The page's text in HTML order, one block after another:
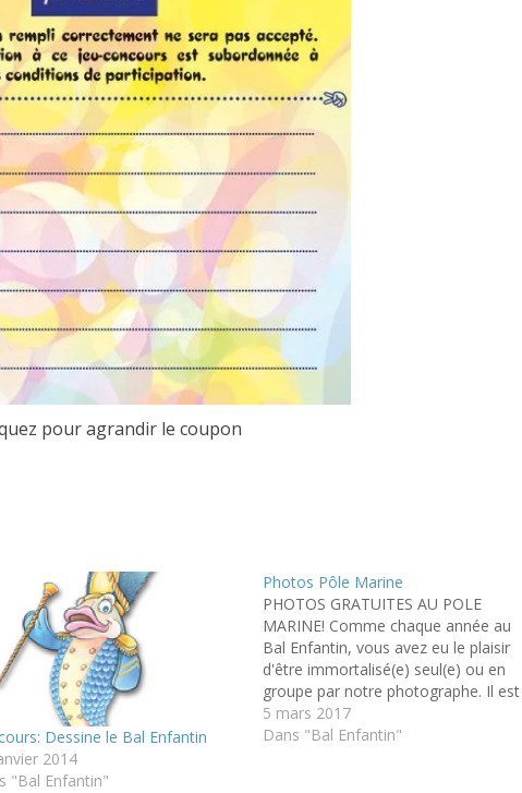
pour agrandir le coupon
Dessine le Bal Enfantin
2014
"Bal Enfantin"
Photos Pôle Marine
PHOTOS GRATUITES AU POLE
MARINE! Comme chaque année au
Bal Enfantin, vous avez eu le plaisir
d'être immortalisé(e) seul(e) ou en
groupe par notre photographe. Il est
maintenant temps de venir récupérer
vos clichés pour admirer le résultat de
5 mars 2017
Dans "Bal Enfantin"